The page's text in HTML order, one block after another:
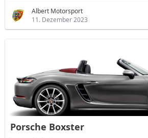
Albert Motorsport
11. Dezember 2023
Porsche Boxster